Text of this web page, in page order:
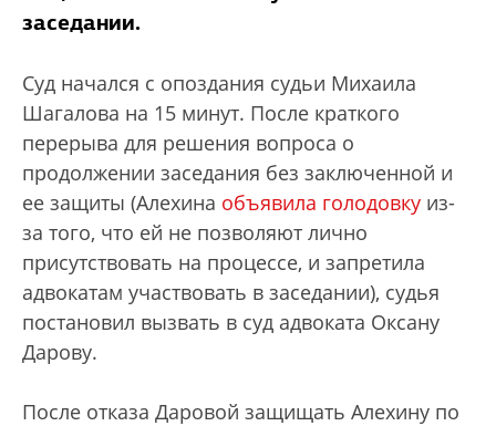
заседании.
Суд начался с опоздания судьи Михаила
Шагалова на 15 минут. После краткого
перерыва для решения вопроса о
продолжении заседания без заключенной и
ее защиты (Алехина объявила голодовку из-
за того, что ей не позволяют лично
присутствовать на процессе, и запретила
адвокатам участвовать в заседании), судья
постановил вызвать в суд адвоката Оксану
Дарову.
После отказа Даровой защищать Алехину по